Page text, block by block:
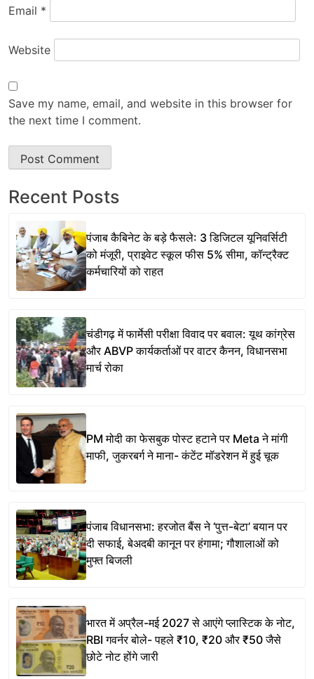
Email *
Website
Save my name, email, and website in this browser for
the next time I comment.
Recent Posts
पंजाब कैबिनेट के बड़े फैसले: 3 डिजिटल यूनिवर्सिटी
को मंजूरी, प्राइवेट स्कूल फीस 5% सीमा, कॉन्ट्रैक्ट
कर्मचारियों को राहत
चंडीगढ़ में फार्मेसी परीक्षा विवाद पर बवाल: यूथ कांग्रेस
और ABVP कार्यकर्ताओं पर वाटर कैनन, विधानसभा
मार्च रोका
PM मोदी का फेसबुक पोस्ट हटाने पर Meta ने मांगी
माफी, जुकरबर्ग ने माना- कंटेंट मॉडरेशन में हुई चूक
पंजाब विधानसभा: हरजोत बैंस ने ‘पुत्त-बेटा’ बयान पर
दी सफाई, बेअदबी कानून पर हंगामा; गौशालाओं को
मुफ्त बिजली
भारत में अप्रैल-मई 2027 से आएंगे प्लास्टिक के नोट,
RBI गवर्नर बोले- पहले ₹10, ₹20 और ₹50 जैसे
छोटे नोट होंगे जारी